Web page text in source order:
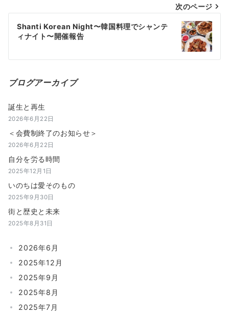
ビ
ゲ
シ
ョ
次のページ
Shanti Korean Night〜韓国料理でシャンテ
ィナイト〜開催報告
ブログアーカイブ
誕生と再生
2026年6月22日
＜会費制終了のお知らせ＞
2026年6月22日
自分を労る時間
2025年12月1日
いのちは愛そのもの
2025年9月30日
街と歴史と未来
2025年8月31日
2026年6月
2025年12月
2025年9月
2025年8月
2025年7月